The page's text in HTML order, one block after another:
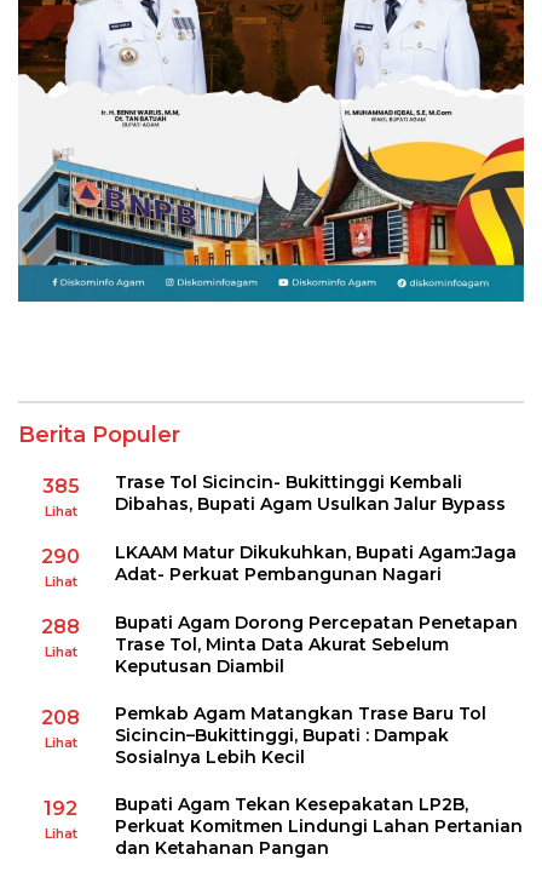
Berita Populer
385
Lihat
Trase Tol Sicincin- Bukittinggi Kembali
Dibahas, Bupati Agam Usulkan Jalur Bypass
290
Lihat
LKAAM Matur Dikukuhkan, Bupati Agam:Jaga
Adat- Perkuat Pembangunan Nagari
288
Lihat
Bupati Agam Dorong Percepatan Penetapan
Trase Tol, Minta Data Akurat Sebelum
Keputusan Diambil
208
Lihat
Pemkab Agam Matangkan Trase Baru Tol
Sicincin–Bukittinggi, Bupati : Dampak
Sosialnya Lebih Kecil
192
Lihat
Bupati Agam Tekan Kesepakatan LP2B,
Perkuat Komitmen Lindungi Lahan Pertanian
dan Ketahanan Pangan